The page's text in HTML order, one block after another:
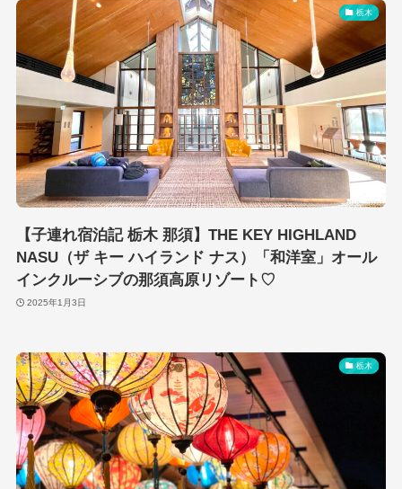
栃木
【子連れ宿泊記 栃木 那須】THE KEY HIGHLAND
NASU（ザ キー ハイランド ナス）「和洋室」オール
インクルーシブの那須高原リゾート♡
2025年1月3日
栃木